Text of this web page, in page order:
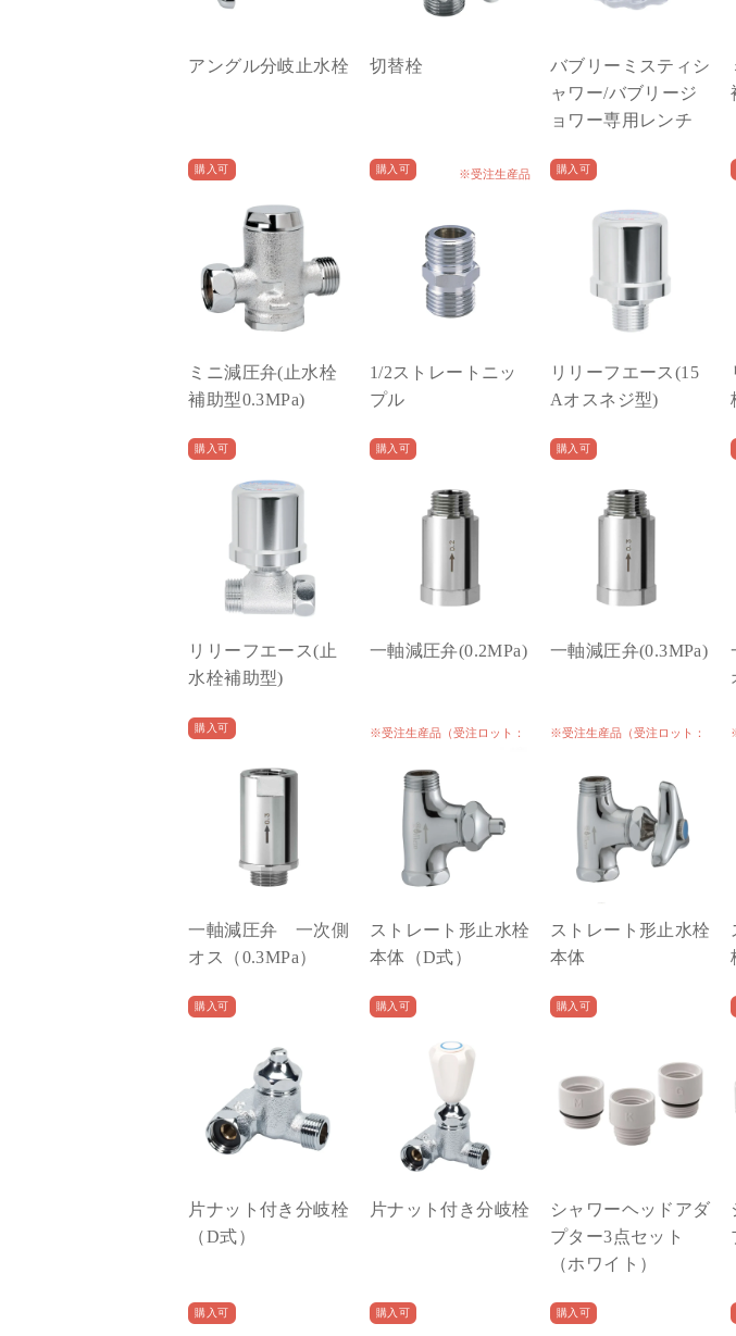
アングル分岐止水栓 切替栓
バブリーミスティシ
ャワー/バブリージ
ョワー専用レンチ
購入可
ミニ減圧弁(止水栓
補助型0.3MPa)
購入可 ※受注生産品
1/2ストレートニッ
プル
購入可
リリーフエース(15
Aオスネジ型)
購入可
リリーフエース(止
水栓補助型)
購入可
一軸減圧弁(0.2MPa)
購入可
一軸減圧弁(0.3MPa)
購入可
一軸減圧弁 一次側
オス（0.3MPa）
※受注生産品（受注ロット：
ストレート形止水栓
本体（D式）
※受注生産品（受注ロット：
ストレート形止水栓
本体
購入可
片ナット付き分岐栓
（D式）
購入可
片ナット付き分岐栓
購入可
シャワーヘッドアダ
プター3点セット
（ホワイト）
購入可 購入可 購入可